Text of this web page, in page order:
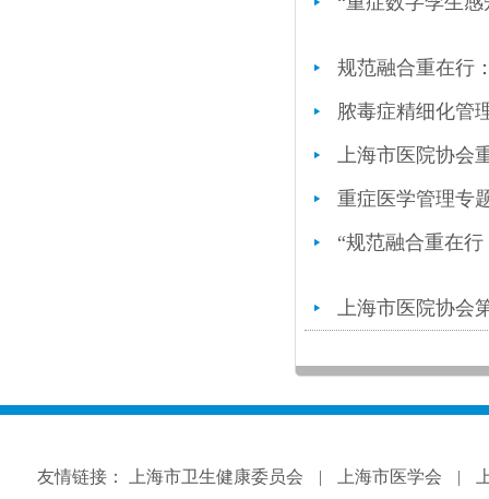
规范融合重在行
脓毒症精细化管
上海市医院协会
重症医学管理专
“规范融合重在